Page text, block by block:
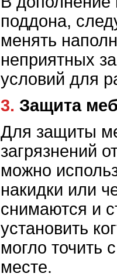
поддона,
менять
неприятных
условий для
3. Защита
Для защиты
загрязнений
можно
накидки или
снимаются и
установить
могло точить
месте.